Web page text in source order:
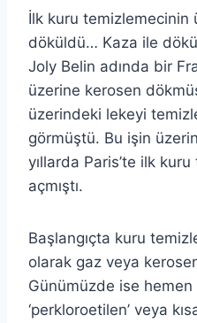
İlk kuru temizlemecinin
döküldü… Kaza ile
Joly Belin adında bir
üzerine kerosen
üzerindeki lekeyi
görmüştü. Bu işin
yıllarda Paris’te ilk
açmıştı.
Başlangıçta kuru
olarak gaz veya
Günümüzde ise
‘perkloroetilen’ veya